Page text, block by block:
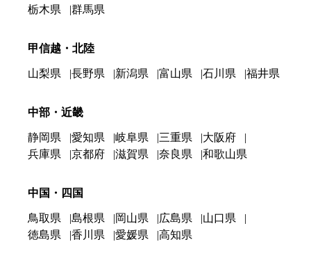
栃木県
群馬県
甲信越・北陸
山梨県 長野県 新潟県 富山県 石川県 福井県
中部・近畿
静岡県 愛知県 岐阜県 三重県
大阪府
兵庫県
京都府 滋賀県 奈良県 和歌山県
中国・四国
鳥取県 島根県 岡山県 広島県
山口県
徳島県
香川県 愛媛県 高知県